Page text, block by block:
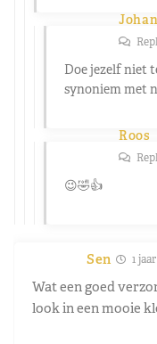
Doe jezelf niet
synoniem met
Roos
😉🤣👍
Sen 1
Wat een goed
look in een mooie